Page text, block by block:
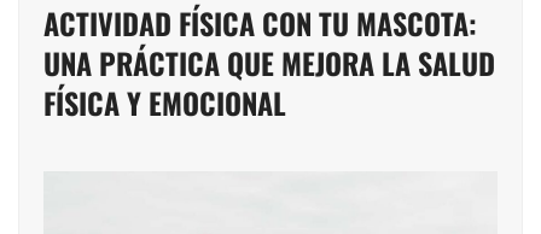
ACTIVIDAD FÍSICA CON TU MASCOTA:
UNA PRÁCTICA QUE MEJORA LA SALUD
FÍSICA Y EMOCIONAL